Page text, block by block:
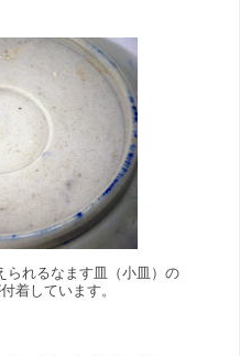
れるなます皿（小皿）の
着しています。